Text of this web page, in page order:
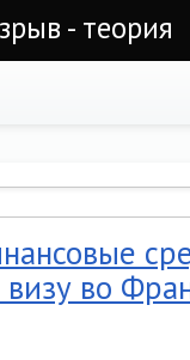
- теория
визу во